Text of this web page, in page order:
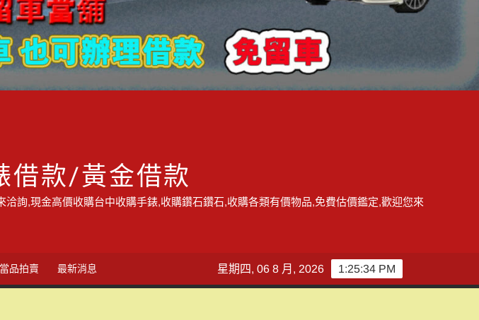
借款/黃金借款
詢,現金高價收購台中收購手錶,收購鑽石鑽石,收購各類有價物品,免費估價鑑定,歡迎您來
品拍賣 最新消息 1:25:34 PM
星期四, 06 8 月, 2026